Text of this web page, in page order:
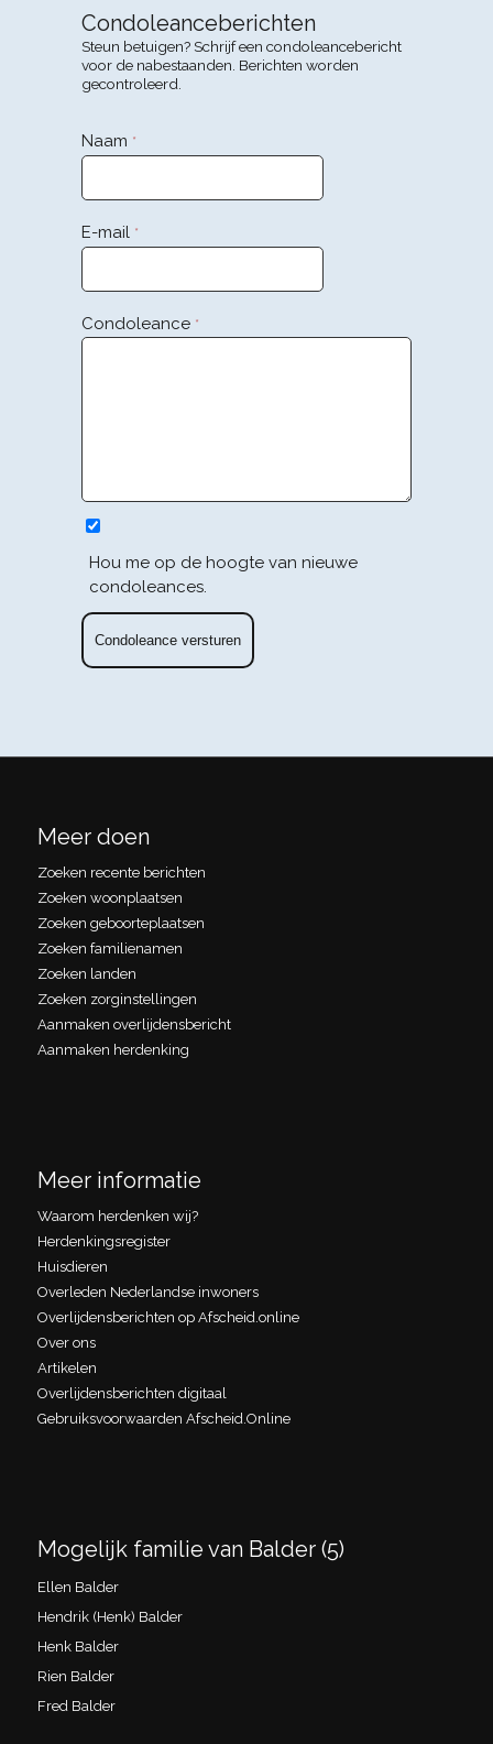
Condoleanceberichten
Steun betuigen? Schrijf een condoleancebericht
voor de nabestaanden. Berichten worden
gecontroleerd.
Naam *
E-mail *
Condoleance *
Hou me op de hoogte van nieuwe
condoleances.
Meer doen
Zoeken recente berichten
Zoeken woonplaatsen
Zoeken geboorteplaatsen
Zoeken familienamen
Zoeken landen
Zoeken zorginstellingen
Aanmaken overlijdensbericht
Aanmaken herdenking
Meer informatie
Waarom herdenken wij?
Herdenkingsregister
Huisdieren
Overleden Nederlandse inwoners
Overlijdensberichten op Afscheid.online
Over ons
Artikelen
Overlijdensberichten digitaal
Gebruiksvoorwaarden Afscheid.Online
Mogelijk familie van Balder (5)
Ellen Balder
Hendrik (Henk) Balder
Henk Balder
Rien Balder
Fred Balder